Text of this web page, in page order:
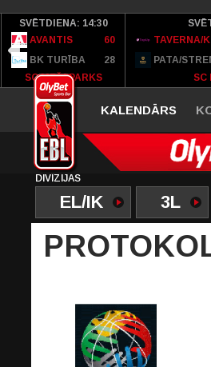
SVĒTDIENA: 14:30
AVANTIS
60
BK TURĪBA
28
SC MEŽAPARKS
TAVERNA/
PATA/
SC
KALENDĀRS
DIVĪZIJAS
EL/IK 3L